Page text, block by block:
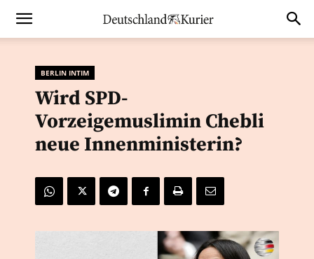
BERLIN INTIM
Wird SPD-
Vorzeigemuslimin Chebli
neue Innenministerin?